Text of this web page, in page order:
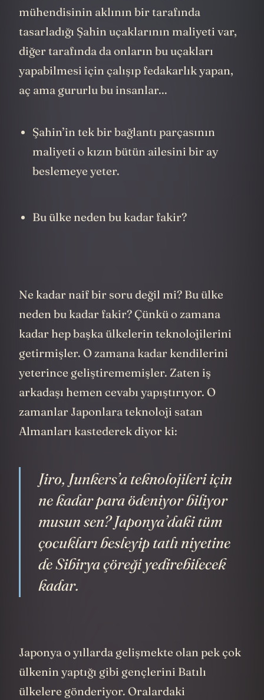
mühendisinin aklının bir tarafında
tasarladığı Şahin uçaklarının maliyeti var,
diğer tarafında da onların bu uçakları
yapabilmesi için çalışıp fedakarlık yapan,
aç ama gururlu bu insanlar...
Şahin’in tek bir bağlantı parçasının
maliyeti o kızın bütün ailesini bir ay
beslemeye yeter.
Bu ülke neden bu kadar fakir?
Ne kadar naif bir soru değil mi? Bu ülke
neden bu kadar fakir? Çünkü o zamana
kadar hep başka ülkelerin teknolojilerini
getirmişler. O zamana kadar kendilerini
yeterince geliştirememişler. Zaten iş
arkadaşı hemen cevabı yapıştırıyor. O
zamanlar Japonlara teknoloji satan
Almanları kastederek diyor ki:
Jiro, Junkers’a teknolojileri için
ne kadar para ödeniyor biliyor
musun sen? Japonya’daki tüm
çocukları besleyip tatlı niyetine
de Sibirya çöreği yedirebilecek
kadar.
Japonya o yıllarda gelişmekte olan pek çok
ülkenin yaptığı gibi gençlerini Batılı
ülkelere gönderiyor. Oralardaki